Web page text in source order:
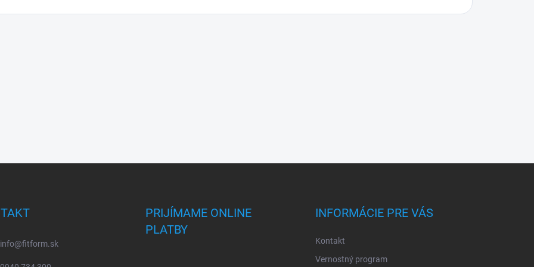
info@fitform.sk
PRIJÍMAME ONLINE
PLATBY
INFORMÁCIE PRE VÁS
Kontakt
Vernostný program